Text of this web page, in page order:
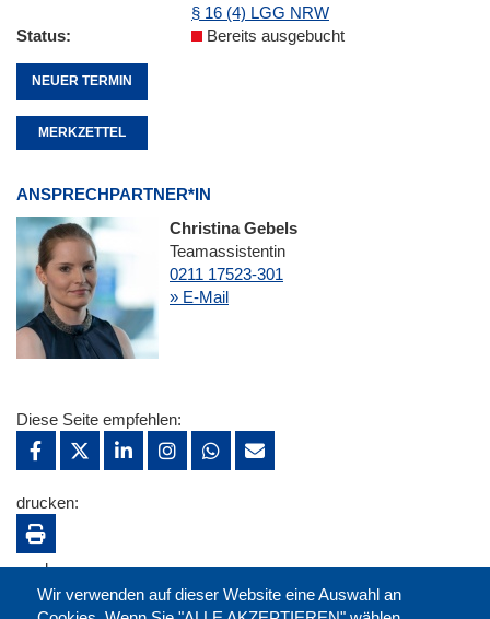
§ 16 (4) LGG NRW
Status
Bereits ausgebucht
NEUER TERMIN
MERKZETTEL
ANSPRECHPARTNER*IN
Christina Gebels
Teamassistentin
0211 17523-301
» E-Mail
Wir verwenden auf dieser Website eine Auswahl an
Diese Seite empfehlen:
drucken:
merken: